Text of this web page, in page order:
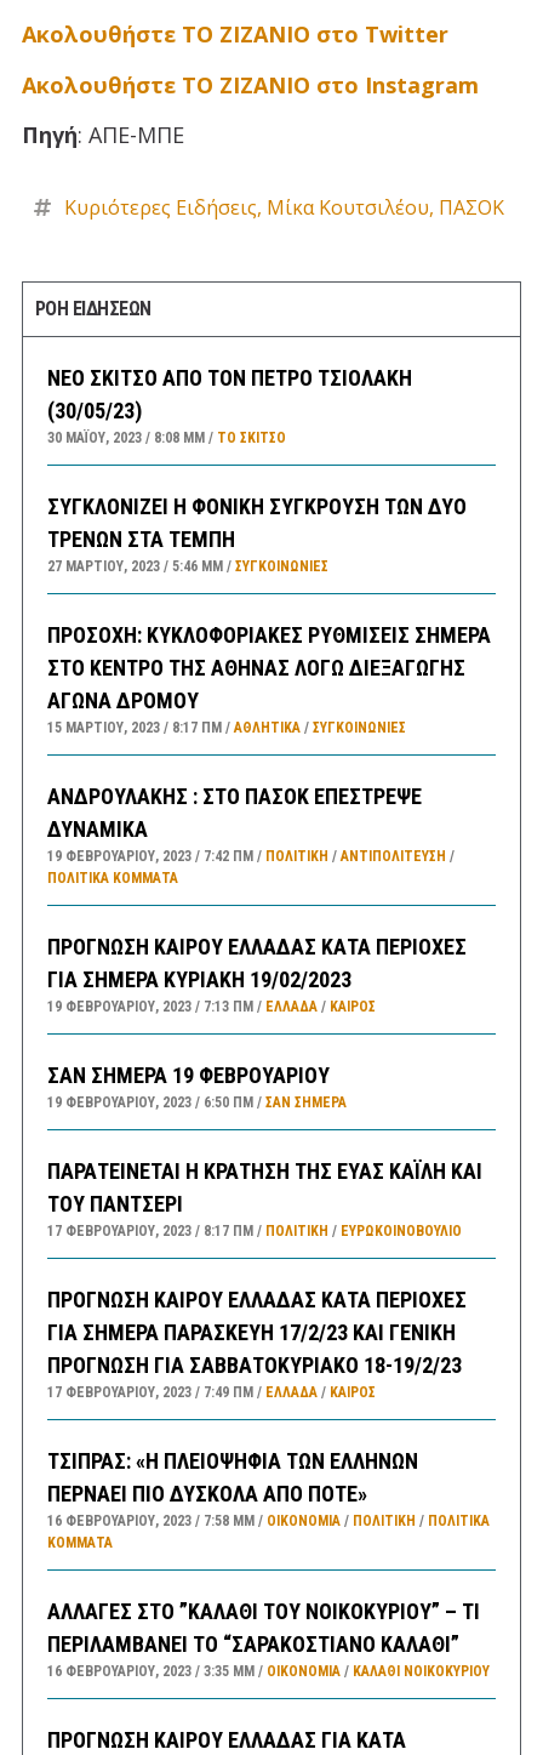
Ακολουθήστε ΤΟ ΖΙΖΑΝΙΟ στο Twitter
Ακολουθήστε ΤΟ ΖΙΖΑΝΙΟ στο Instagram
Πηγή: ΑΠΕ-ΜΠΕ
Κυριότερες Ειδήσεις, Μίκα Κουτσιλέου, ΠΑΣΟΚ
ΡΟΗ ΕΙΔΗΣΕΩΝ
ΝΕΟ ΣΚΙΤΣΟ ΑΠΟ ΤΟΝ ΠΕΤΡΟ ΤΣΙΟΛΑΚΗ
(30/05/23)
30 ΜΑΪ́ΟΥ, 2023 8:08 ΜΜ ΤΟ ΣΚΊΤΣΟ
ΣΥΓΚΛΟΝΙΖΕΙ Η ΦΟΝΙΚΗ ΣΥΓΚΡΟΥΣΗ ΤΩΝ ΔΥΟ
ΤΡΕΝΩΝ ΣΤΑ ΤΕΜΠΗ
27 ΜΑΡΤΊΟΥ, 2023 5:46 ΜΜ ΣΥΓΚΟΙΝΩΝΊΕΣ
ΠΡΟΣΟΧΗ: ΚΥΚΛΟΦΟΡΙΑΚΕΣ ΡΥΘΜΙΣΕΙΣ ΣΗΜΕΡΑ
ΣΤΟ ΚΕΝΤΡΟ ΤΗΣ ΑΘΗΝΑΣ ΛΟΓΩ ΔΙΕΞΑΓΩΓΗΣ
ΑΓΩΝΑ ΔΡΟΜΟΥ
15 ΜΑΡΤΊΟΥ, 2023 8:17 ΠΜ ΑΘΛΗΤΙΚΑ/ ΣΥΓΚΟΙΝΩΝΊΕΣ
ΑΝΔΡΟΥΛΑΚΗΣ : ΣΤΟ ΠΑΣΟΚ ΕΠΕΣΤΡΕΨΕ
ΔΥΝΑΜΙΚΑ
19 ΦΕΒΡΟΥΑΡΊΟΥ, 2023 7:42 ΠΜ ΠΟΛΙΤΙΚΗ / ΑΝΤΙΠΟΛΊΤΕΥΣΗ /
ΠΟΛΙΤΙΚΆ ΚΌΜΜΑΤΑ
ΠΡΟΓΝΩΣΗ ΚΑΙΡΟΥ ΕΛΛΑΔΑΣ ΚΑΤΑ ΠΕΡΙΟΧΕΣ
ΓΙΑ ΣΗΜΕΡΑ ΚΥΡΙΑΚΗ 19/02/2023
19 ΦΕΒΡΟΥΑΡΊΟΥ, 2023 7:13 ΠΜ ΕΛΛΑΔA/ ΚΑΙΡΌΣ
ΣΑΝ ΣΗΜΕΡΑ 19 ΦΕΒΡΟΥΑΡΙΟΥ
19 ΦΕΒΡΟΥΑΡΊΟΥ, 2023 6:50 ΠΜ ΣΑΝ ΣΉΜΕΡΑ
ΠΑΡΑΤΕΙΝΕΤΑΙ Η ΚΡΑΤΗΣΗ ΤΗΣ ΕΥΑΣ ΚΑΪΛΗ ΚΑΙ
ΤΟΥ ΠΑΝΤΣΕΡΙ
17 ΦΕΒΡΟΥΑΡΊΟΥ, 2023 8:17 ΠΜ ΠΟΛΙΤΙΚΗ / ΕΥΡΩΚΟΙΝΟΒΟΥΛΙΟ
ΠΡΟΓΝΩΣΗ ΚΑΙΡΟΥ ΕΛΛΑΔΑΣ ΚΑΤΑ ΠΕΡΙΟΧΕΣ
ΓΙΑ ΣΗΜΕΡΑ ΠΑΡΑΣΚΕΥΗ 17/2/23 ΚΑΙ ΓΕΝΙΚΗ
ΠΡΟΓΝΩΣΗ ΓΙΑ ΣΑΒΒΑΤΟΚΥΡΙΑΚΟ 18-19/2/23
17 ΦΕΒΡΟΥΑΡΊΟΥ, 2023 7:49 ΠΜ ΕΛΛΑΔA/ ΚΑΙΡΌΣ
ΤΣΙΠΡΑΣ: «Η ΠΛΕΙΟΨΗΦΙΑ ΤΩΝ ΕΛΛΗΝΩΝ
ΠΕΡΝΑΕΙ ΠΙΟ ΔΥΣΚΟΛΑ ΑΠΟ ΠΟΤΕ»
16 ΦΕΒΡΟΥΑΡΊΟΥ, 2023 7:58 ΜΜ ΟΙΚΟΝΟΜΙΑ/ ΠΟΛΙΤΙΚΗ / ΠΟΛΙΤΙΚΆ
ΚΌΜΜΑΤΑ
ΑΛΛΑΓΕΣ ΣΤΟ ”ΚΑΛΑΘΙ ΤΟΥ ΝΟΙΚΟΚΥΡΙΟΥ” – ΤΙ
ΠΕΡΙΛΑΜΒΑΝΕΙ ΤΟ “ΣΑΡΑΚΟΣΤΙΑΝΟ ΚΑΛΑΘΙ”
16 ΦΕΒΡΟΥΑΡΊΟΥ, 2023 3:35 ΜΜ ΟΙΚΟΝΟΜΙΑ/ ΚΑΛΑΘΙ ΝΟΙΚΟΚΥΡΙΟΥ
ΠΡΟΓΝΩΣΗ ΚΑΙΡΟΥ ΕΛΛΑΔΑΣ ΓΙΑ ΚΑΤΑ